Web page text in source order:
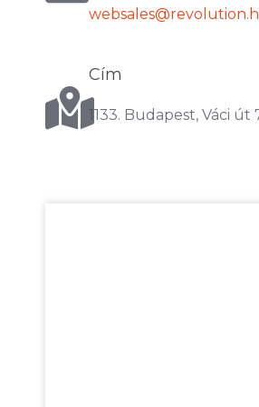
Cím
1133. Budapest, Váci út